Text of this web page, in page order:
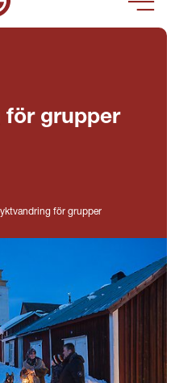
för grupper
för grupper